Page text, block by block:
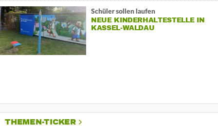
Schüler sollen laufen
NEUE KINDERHALTESTELLE IN
KASSEL-WALDAU
THEMEN-TICKER